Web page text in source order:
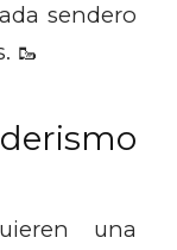
sendero
🥾
una